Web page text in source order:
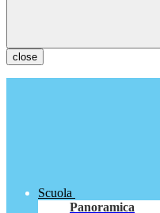
close
Scuola
Panoramica